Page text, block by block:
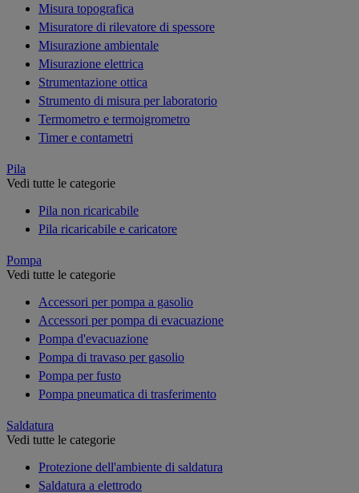
Misura topografica
Misuratore di rilevatore di spessore
Misurazione ambientale
Misurazione elettrica
Strumentazione ottica
Strumento di misura per laboratorio
Termometro e termoigrometro
Timer e contametri
Pila
Vedi tutte le categorie
Pila non ricaricabile
Pila ricaricabile e caricatore
Pompa
Vedi tutte le categorie
Accessori per pompa a gasolio
Accessori per pompa di evacuazione
Pompa d'evacuazione
Pompa di travaso per gasolio
Pompa per fusto
Pompa pneumatica di trasferimento
Saldatura
Vedi tutte le categorie
Protezione dell'ambiente di saldatura
Saldatura a elettrodo